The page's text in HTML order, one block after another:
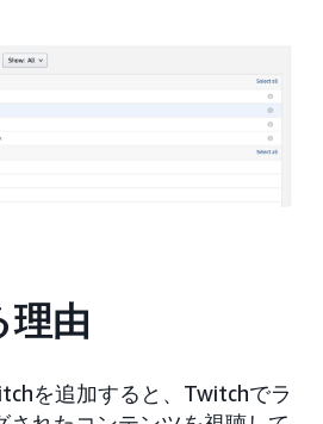
理由
を追加すると、Twitchでラ